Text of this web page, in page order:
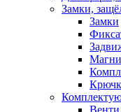
Замки,
Замки